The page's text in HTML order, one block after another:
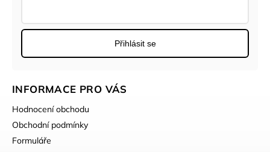
Přihlásit se
INFORMACE PRO VÁS
Hodnocení obchodu
Obchodní podmínky
Formuláře